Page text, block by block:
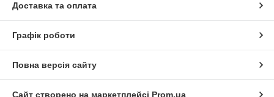
Доставка та оплата
Графік роботи
Повна версія сайту
Сайт створено на маркетплейсі Prom.ua